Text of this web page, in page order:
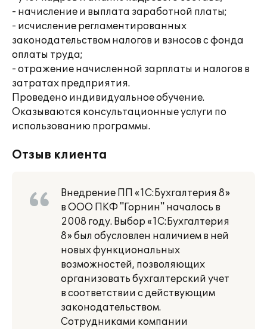
- начисление и выплата заработной платы;
- исчисление регламентированных
законодательством налогов и взносов с фонда
оплаты труда;
- отражение начисленной зарплаты и налогов в
затратах предприятия.
Проведено индивидуальное обучение.
Оказываются консультационные услуги по
использованию программы.
Отзыв клиента
Внедрение ПП «1С:Бухгалтерия 8»
в ООО ПКФ "Горнин" началось в
2008 году. Выбор «1С:Бухгалтерия
8» был обусловлен наличием в ней
новых функциональных
возможностей, позволяющих
организовать бухгалтерский учет
в соответствии с действующим
законодательством.
Сотрудниками компании